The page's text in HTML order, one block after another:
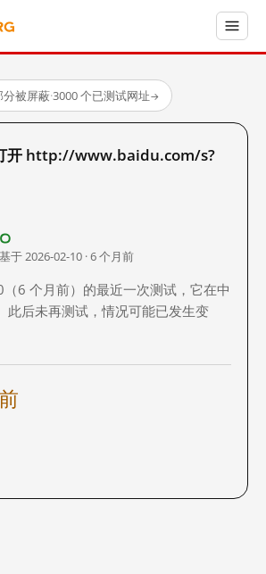
分被屏蔽·3000 个已测试网址→
开 http://www.baidu.com/s?
于 2026-02-10 · 6 个月前
6 个月前）的最近一次测试，它在中
此后未再测试，情况可能已发生变